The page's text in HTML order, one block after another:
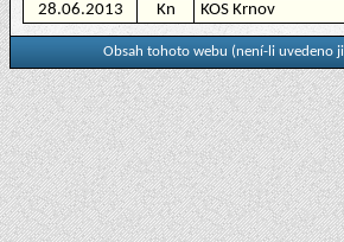
28.06.2013
Kn KOS Krnov
Obsah tohoto webu (není-li uvedeno